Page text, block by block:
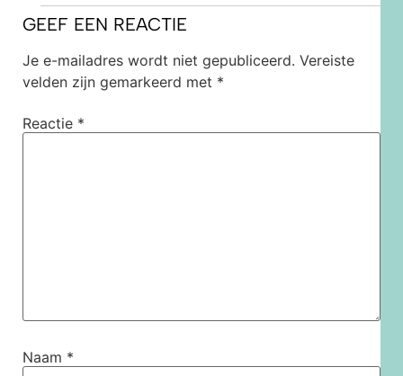
GEEF EEN REACTIE
Je e-mailadres wordt niet gepubliceerd. Vereiste
velden zijn gemarkeerd met *
Reactie *
Naam *